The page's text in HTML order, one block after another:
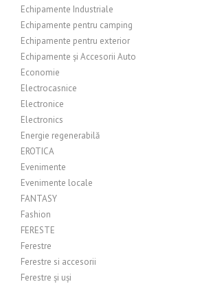
Echipamente Industriale
Echipamente pentru camping
Echipamente pentru exterior
Echipamente și Accesorii Auto
Economie
Electrocasnice
Electronice
Electronics
Energie regenerabilă
EROTICA
Evenimente
Evenimente locale
FANTASY
Fashion
FERESTE
Ferestre
Ferestre si accesorii
Ferestre și uși